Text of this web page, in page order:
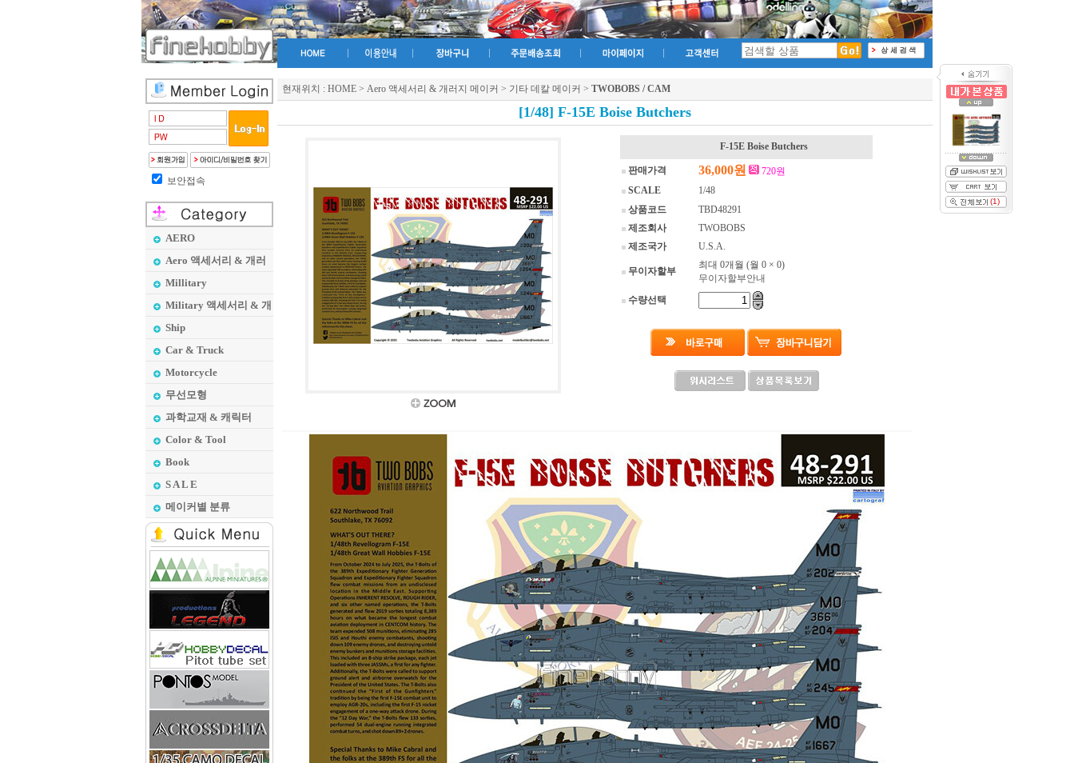
보안접속
AERO
Aero 액세서리 & 개러
지 메이커
Millitary
Military 액세서리 & 개
러지 메이커
Ship
Car & Truck
Motorcycle
무선모형
과학교재 & 캐릭터
Color & Tool
Book
S A L E
메이커별 분류
현재위치 : HOME > Aero 액세서리 & 개러지 메이커 > 기타 데칼 메이커 > TWOBOBS / CAM
[1/48] F-15E Boise Butchers
F-15E Boise Butchers
판매가격 36,000원
720원
SCALE
1/48
상품코드
TBD48291
제조회사
TWOBOBS
제조국가
U.S.A.
무이자할부
최대 0개월 (월 0 × 0)
무이자할부안내
수량선택
(1)